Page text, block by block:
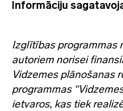
Informāciju
Izglītības programmas
autoriem norisei
Vidzemes plānošanas
programmas
ietvaros, kas tiek